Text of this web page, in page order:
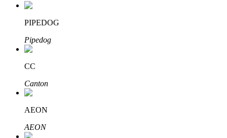
Investissement automobile
PIPEDOG
Pipedog
CC
Canton
AEON
AEON